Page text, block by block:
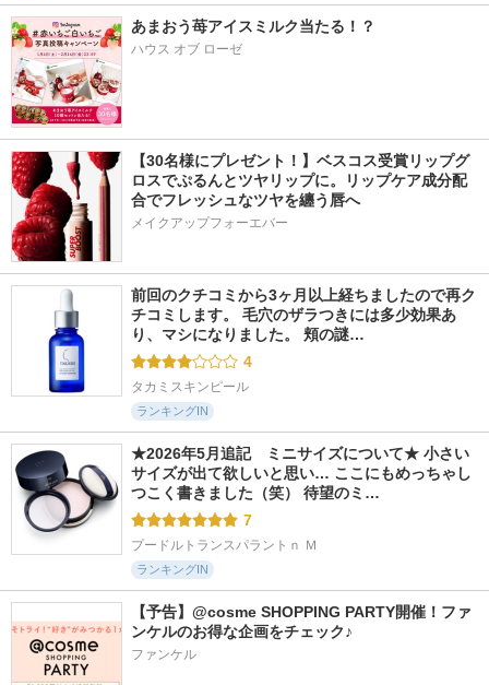
あまおう苺アイスミルク当たる！？
ハウス オブ ローゼ
【30名様にプレゼント！】ベスコス受賞リップグ
ロスでぷるんとツヤリップに。リップケア成分配
合でフレッシュなツヤを纏う唇へ
メイクアップフォーエバー
前回のクチコミから3ヶ月以上経ちましたので再ク
チコミします。 毛穴のザラつきには多少効果あ
り、マシになりました。 頬の謎…
4
タカミスキンピール
ランキングIN
★2026年5月追記　ミニサイズについて★ 小さい
サイズが出て欲しいと思い… ここにもめっちゃし
つこく書きました（笑） 待望のミ…
7
プードルトランスパラントｎ Ｍ
ランキングIN
【予告】@cosme SHOPPING PARTY開催！ファ
ンケルのお得な企画をチェック♪
ファンケル